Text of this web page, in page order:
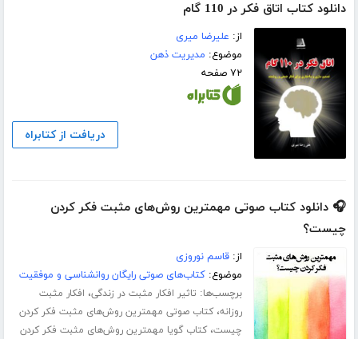
دانلود کتاب اتاق فکر در 110 گام
از: علیرضا میری
موضوع: مدیریت ذهن
۷۲ صفحه
دریافت از کتابراه
🎧 دانلود کتاب صوتی مهمترین روش‌های مثبت فکر کردن
چیست؟
از:قاسم نوروزی
موضوع:کتاب‌های صوتی رایگان روانشناسی و موفقیت
برچسب‌ها: تاثیر افکار مثبت در زندگی، افکار مثبت
روزانه،کتاب صوتی مهمترین روش‌های مثبت فکر کردن
چیست،کتاب گویا مهمترین روش‌های مثبت فکر کردن